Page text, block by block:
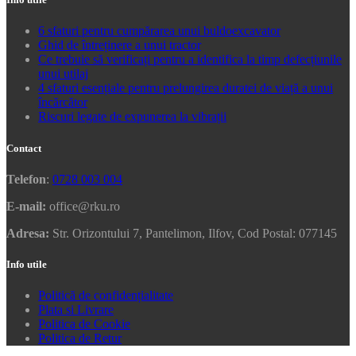
6 sfaturi pentru cumpărarea unui buldoexcavator
Ghid de întreținere a unui tractor
Ce trebuie să verificați pentru a identifica la timp defecțiunile
unui utilaj
4 sfaturi esențiale pentru prelungirea duratei de viață a unui
încărcător
Riscuri legate de expunerea la vibrații
Contact
Telefon: 0728 003 004
E-mail: office@rku.ro
Adresa: Str. Orizontului 7, Pantelimon, Ilfov, Cod Postal: 077145
Info utile
Politică de confidențialitate
Plata si Livrare
Politica de Cookie
Politica de Retur